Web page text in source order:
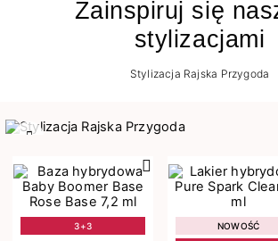
Zainspiruj się
stylizacjami
Stylizacja Rajska Przygoda
3+3
NOWOŚĆ